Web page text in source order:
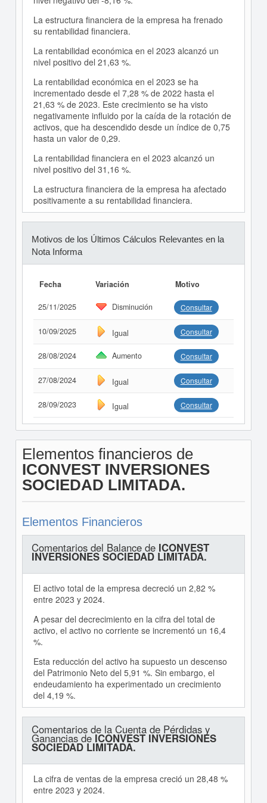
La estructura financiera de la empresa ha frenado
su rentabilidad financiera.
La rentabilidad económica en el 2023 alcanzó un
nivel positivo del 21,63 %.
La rentabilidad económica en el 2023 se ha
incrementado desde el 7,28 % de 2022 hasta el
21,63 % de 2023. Este crecimiento se ha visto
negativamente influido por la caída de la rotación de
activos, que ha descendido desde un índice de 0,75
hasta un valor de 0,29.
La rentabilidad financiera en el 2023 alcanzó un
nivel positivo del 31,16 %.
La estructura financiera de la empresa ha afectado
positivamente a su rentabilidad financiera.
Motivos de los Últimos Cálculos Relevantes en la
Nota Informa
Fecha Variación Motivo
25/11/2025 Disminución Consultar
10/09/2025 Igual Consultar
28/08/2024 Aumento Consultar
27/08/2024 Igual Consultar
28/09/2023 Igual Consultar
Elementos financieros de
ICONVEST INVERSIONES
SOCIEDAD LIMITADA.
Elementos Financieros
Comentarios del Balance de ICONVEST
INVERSIONES SOCIEDAD LIMITADA.
El activo total de la empresa decreció un 2,82 %
entre 2023 y 2024.
A pesar del decrecimiento en la cifra del total de
activo, el activo no corriente se incrementó un 16,4
%.
Esta reducción del activo ha supuesto un descenso
del Patrimonio Neto del 5,91 %. Sin embargo, el
endeudamiento ha experimentado un crecimiento
del 4,19 %.
Comentarios de la Cuenta de Pérdidas y
Ganancias deICONVEST INVERSIONES
SOCIEDAD LIMITADA.
La cifra de ventas de la empresa creció un 28,48 %
entre 2023 y 2024.